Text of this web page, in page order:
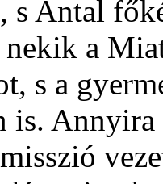
s Antal
nekik a
s a
is.